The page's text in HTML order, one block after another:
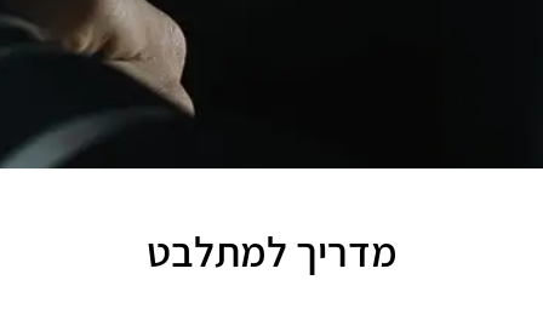
מדריך למתלבט